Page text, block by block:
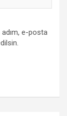
adım, e-posta